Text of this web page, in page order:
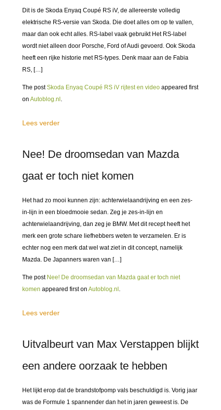
Dit is de Skoda Enyaq Coupé RS iV, de allereerste volledig
elektrische RS-versie van Skoda. Die doet alles om op te vallen,
maar dan ook echt alles. RS-label vaak gebruikt Het RS-label
wordt niet alleen door Porsche, Ford of Audi gevoerd. Ook Skoda
heeft een rijke historie met RS-types. Denk maar aan de Fabia
RS, […]
The postSkoda Enyaq Coupé RS iV rijtest en video appeared first
on Autoblog.nl .
Lees verder
Nee! De droomsedan van Mazda
gaat er toch niet komen
Het had zo mooi kunnen zijn: achterwielaandrijving en een zes-
in-lijn in een bloedmooie sedan. Zeg je zes-in-lijn en
achterwielaandrijving, dan zeg je BMW. Met dit recept heeft het
merk een grote schare liefhebbers weten te verzamelen. Er is
echter nog een merk dat wel wat ziet in dit concept, namelijk
Mazda. De Japanners waren van […]
The post Nee! De droomsedan van Mazda gaat er toch niet
komen appeared first on Autoblog.nl .
Lees verder
Uitvalbeurt van Max Verstappen blijkt
een andere oorzaak te hebben
Het lijkt erop dat de brandstofpomp vals beschuldigd is. Vorig jaar
was de Formule 1 spannender dan het in jaren geweest is. De